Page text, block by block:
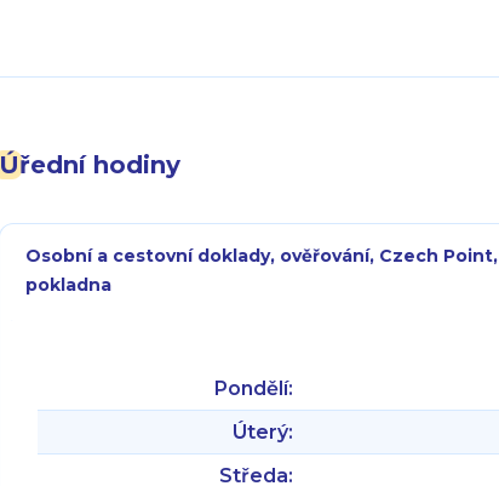
Úřední hodiny
Osobní a cestovní doklady, ověřování, Czech Point,
pokladna
Pondělí:
Úterý:
Středa: